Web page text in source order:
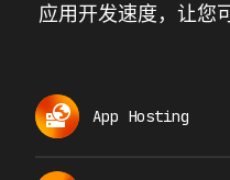
应用开发速度，让您
App Hosting